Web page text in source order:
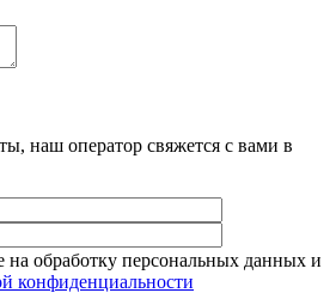
наш оператор свяжется с вами в
на обработку персональных данных и
конфиденциальности